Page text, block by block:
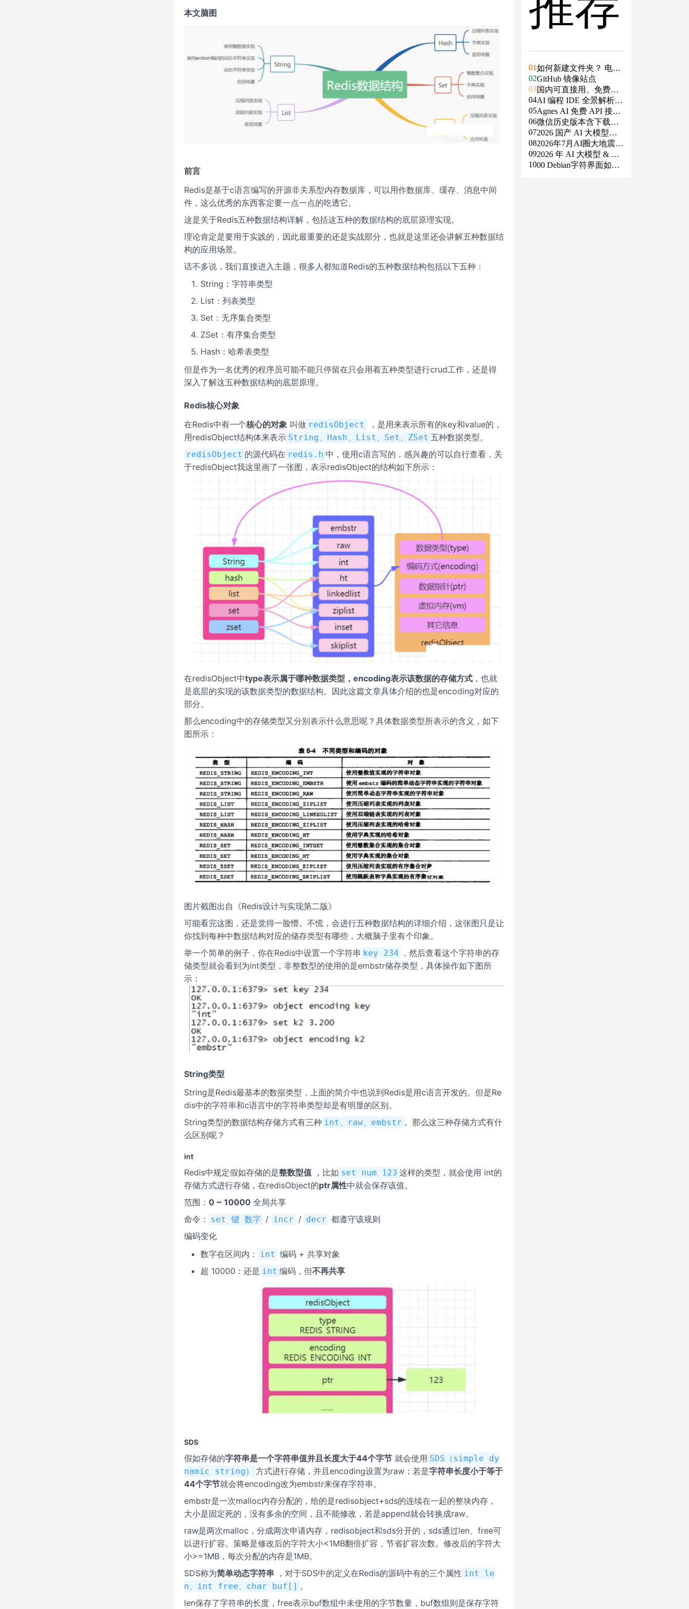
本文脑图
前言
Redis是基于c语言编写的开源非关系型内存数据库，可以用作数据库、缓存、消息中间
件，这么优秀的东西客定要一点一点的吃透它。
这是关于Redis五种数据结构详解，包括这五种的数据结构的底层原理实现。
理论肯定是要用于实践的，因此最重要的还是实战部分，也就是这里还会讲解五种数据结
构的应用场景。
话不多说，我们直接进入主题，很多人都知道Redis的五种数据结构包括以下五种：
String：字符串类型
List：列表类型
Set：无序集合类型
ZSet：有序集合类型
Hash：哈希表类型
但是作为一名优秀的程序员可能不能只停留在只会用着五种类型进行crud工作，还是得
深入了解这五种数据结构的底层原理。
Redis核心对象
在Redis中有一个核心的对象 叫做 redisObject
，是用来表示所有的key和value的，
用redisObject结构体来表示 String、Hash、List、Set、ZSet 五种数据类型。
redisObject 的源代码在 redis.h 中，使用c语言写的，感兴趣的可以自行查看，关
于redisObject我这里画了一张图，表示redisObject的结构如下所示：
在redisObject中type表示属于哪种数据类型，encoding表示该数据的存储方式 ，也就
是底层的实现的该数据类型的数据结构。因此这篇文章具体介绍的也是encoding对应的
部分。
那么encoding中的存储类型又分别表示什么意思呢？具体数据类型所表示的含义，如下
图所示：
图片截图出自《Redis设计与实现第二版》
可能看完这图，还是觉得一脸懵。不慌，会进行五种数据结构的详细介绍，这张图只是让
你找到每种中数据结构对应的储存类型有哪些，大概脑子里有个印象。
举一个简单的例子，你在Redis中设置一个字符串 key 234
，然后查看这个字符串的存
储类型就会看到为int类型，非整数型的使用的是embstr储存类型，具体操作如下图所
示：
String类型
String是Redis最基本的数据类型，上面的简介中也说到Redis是用c语言开发的。但是Re
dis中的字符串和c语言中的字符串类型却是有明显的区别。
String类型的数据结构存储方式有三种 int、raw、embstr 。那么这三种存储方式有什
么区别呢？
int
Redis中规定假如存储的是整数型值 ，比如 set num 123 这样的类型，就会使用 int的
存储方式进行存储，在redisObject的ptr属性中就会保存该值。
范围：0 ~ 10000 全局共享
命令：
set 键 数字 / incr / decr 都遵守该规则
编码变化
数字在区间内：
int 编码 + 共享对象
超 10000：还是 int 编码，但不再共享
SDS
假如存储的字符串是一个字符串值并且长度大于44个字节 就会使用 SDS（simple dy
namic string）
方式进行存储，并且encoding设置为raw；若是字符串长度小于等于
44个字节就会将encoding改为embstr来保存字符串。
embstr是一次malloc内存分配的，给的是redisobject+sds的连续在一起的整块内存，
大小是固定死的，没有多余的空间，且不能修改，若是append就会转换成raw。
raw是两次malloc，分成两次申请内存，redisobject和sds分开的，sds通过len、free可
以进行扩容。策略是修改后的字符大小<1MB翻倍扩容，节省扩容次数。修改后的字符大
小>=1MB，每次分配的内存是1MB。
SDS称为简单动态字符串 ，对于SDS中的定义在Redis的源码中有的三个属性 int le
n、int free、char buf[] 。
len保存了字符串的长度，free表示buf数组中未使用的字节数量，buf数组则是保存字符
01如何新建文件夹？ 电脑
新建文件夹的4种方法
02GitHub 镜像站点
03国内可直接用、免费额
度/永久免费的大模型AP
I清单（含 SiliconFlow、
火山、阿里、智谱、百
度、Kimi、DeepSeek、
DMXAPI 等）
04AI 编程 IDE 全景解析 2
026：Agent 全面接管开
发链路
05Agnes AI 免费 API 接入
指南：文本、生图、生
视频，一套接口全免费
06微信历史版本含下载地
址（ Windows PC | 安卓
| MAC ）及设置微信不
更新
072026 国产 AI 大模型横
评：DeepSeek、通义千
问、Kimi、文心一言、
星火、豆包谁更能打？
082026年7月AI圈大地震：
GPT-5.6被政府限制、Cl
aude入驻Slack、Anthrop
092026 年 AI 大模型 & AI
编程工具实战全总结
1000 Debian字符界面如何